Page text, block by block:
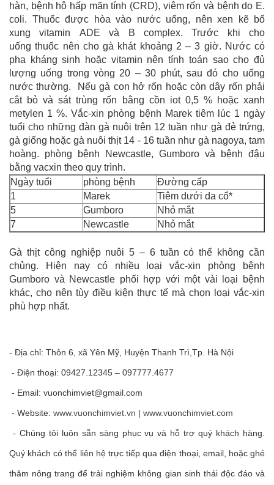
hàn, bệnh hô hấp mãn tính (CRD), viêm rốn và bệnh do E.
coli. Thuốc được hòa vào nước uống, nên xen kẽ bổ
xung vitamin ADE và B complex. Trước khi cho
uống thuốc nên cho gà khát khoảng 2 – 3 giờ. Nước có
pha kháng sinh hoặc vitamin nên tính toán sao cho đủ
lượng uống trong vòng 20 – 30 phút, sau đó cho uống
nước thường. Nếu gà con hở rốn hoặc còn dây rốn phải
cắt bỏ và sát trùng rốn bằng cồn iot 0,5 % hoặc xanh
metylen 1 %. Vắc-xin phòng bệnh Marek tiêm lúc 1 ngày
tuổi cho những đàn gà nuôi trên 12 tuần như gà đẻ trứng,
gà giống hoặc gà nuôi thịt 14 - 16 tuần như gà nagoya, tam
hoàng. phòng bệnh Newcastle, Gumboro và bệnh đậu
bằng vacxin theo quy trình.
Ngày tuổi
phòng bệnh
Đường cấp
1
Marek
Tiêm dưới da cổ*
5
Gumboro
Nhỏ mắt
7
Newcastle Nhỏ mắt
Gà thịt công nghiệp nuôi 5 – 6 tuần có thể không cần
chủng. Hiện nay có nhiều loại vắc-xin phòng bệnh
Gumboro và Newcastle phối hợp với một vài loại bệnh
khác, cho nên tùy điều kiện thực tế mà chọn loại vắc-xin
phù hợp nhất.
- Địa chỉ: Thôn 6, xã Yên Mỹ, Huyện Thanh Trì,Tp. Hà Nội
- Điện thoại: 09427.12345 – 097777.4677
- Email: vuonchimviet@gmail.com
- Website: www.vuonchimviet.vn | www.vuonchimviet.com
- Chúng tôi luôn sẵn sàng phục vụ và hỗ trợ quý khách hàng.
Quý khách có thể liên hệ trực tiếp qua điện thoại, email, hoặc ghé
thăm nông trang để trải nghiệm không gian sinh thái độc đáo và